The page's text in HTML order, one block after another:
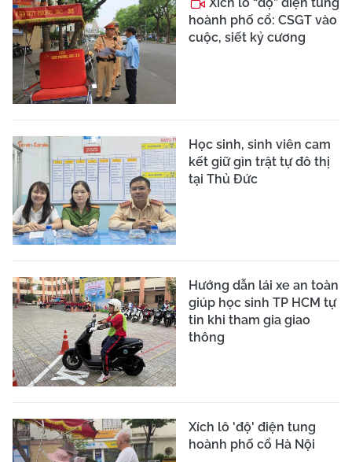
18 người chết vì TNGT
trong ngày đầu nghỉ lễ
Tết Dương lịch
CSGT xử phạt tài xế làm
rơi 3 tấn ngô hạt trên
đường cao tốc
Ô tô vi phạm luật giao
thông, lý do gây bất ngờ
của tài xế
Hà Nội triển khai hệ
thống camera AI nâng